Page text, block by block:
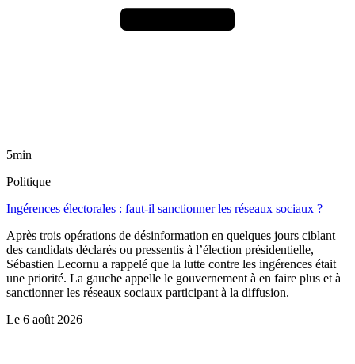
5min
Politique
Ingérences électorales : faut-il sanctionner les réseaux sociaux ?
Après trois opérations de désinformation en quelques jours ciblant
des candidats déclarés ou pressentis à l’élection présidentielle,
Sébastien Lecornu a rappelé que la lutte contre les ingérences était
une priorité. La gauche appelle le gouvernement à en faire plus et à
sanctionner les réseaux sociaux participant à la diffusion.
Le 6 août 2026